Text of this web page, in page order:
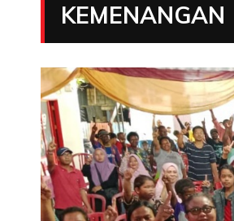
KEMENANGAN